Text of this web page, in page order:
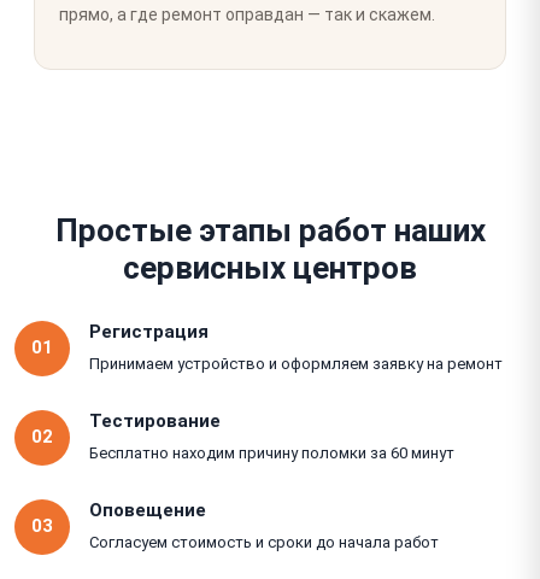
прямо, а где ремонт оправдан — так и скажем.
Простые этапы работ наших
сервисных центров
01
Регистрация
Принимаем устройство и оформляем заявку на ремонт
02
Тестирование
Бесплатно находим причину поломки за 60 минут
03
Оповещение
Согласуем стоимость и сроки до начала работ